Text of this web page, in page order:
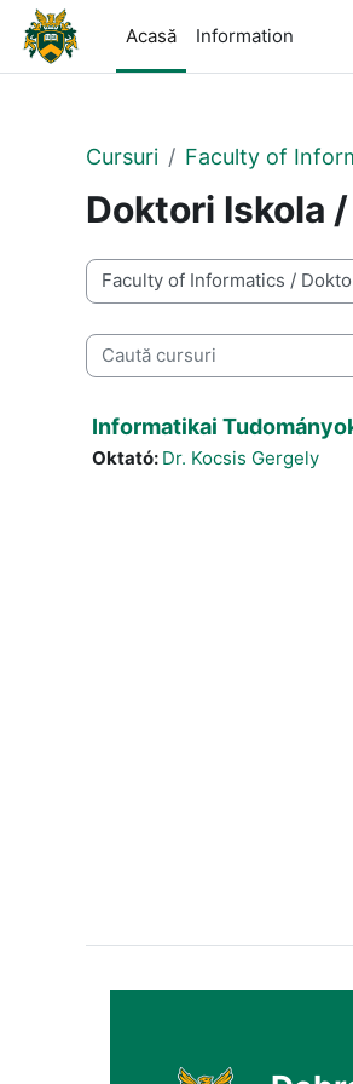
Sari la conţinutul principal
Acasă
Information
Cursuri Faculty of
Doktori Iskola
Categorii curs
Caută cursuri
Informatikai
Oktató: Dr. Kocsis Gergely